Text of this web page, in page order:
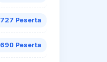
727 Peserta
690 Peserta